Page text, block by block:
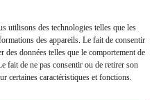
utilisons des technologies telles que les
des appareils. Le fait de consentir
des données telles que le comportement de
fait de ne pas consentir ou de retirer son
certaines caractéristiques et fonctions.